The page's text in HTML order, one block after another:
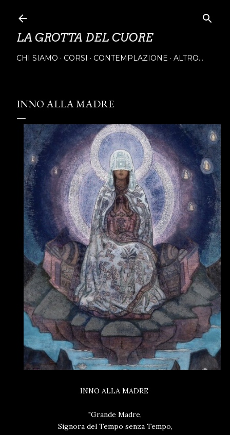
LA GROTTA DEL CUORE
CHI SIAMO CORSI CONTEMPLAZIONE ALTRO…
INNO ALLA MADRE
INNO ALLA MADRE
"Grande Madre,
Signora del Tempo senza Tempo,